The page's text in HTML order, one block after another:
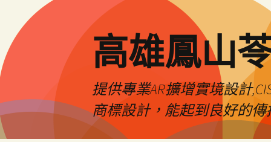
高雄鳳山
提供專業AR擴增實境設計
商標設計，能起到良好的